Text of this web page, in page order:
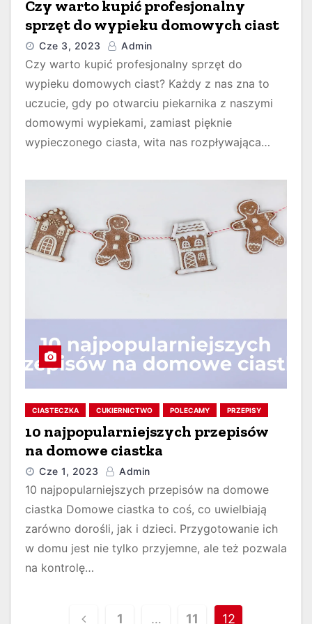
Czy warto kupić profesjonalny
sprzęt do wypieku domowych ciast
Cze 3, 2023 Admin
Czy warto kupić profesjonalny sprzęt do
wypieku domowych ciast? Każdy z nas zna to
uczucie, gdy po otwarciu piekarnika z naszymi
domowymi wypiekami, zamiast pięknie
wypieczonego ciasta, wita nas rozpływająca…
CIASTECZKA CUKIERNICTWO POLECAMY PRZEPISY
10 najpopularniejszych przepisów
na domowe ciastka
Cze 1, 2023 Admin
10 najpopularniejszych przepisów na domowe
ciastka Domowe ciastka to coś, co uwielbiają
zarówno dorośli, jak i dzieci. Przygotowanie ich
w domu jest nie tylko przyjemne, ale też pozwala
na kontrolę…
1 … 11 12